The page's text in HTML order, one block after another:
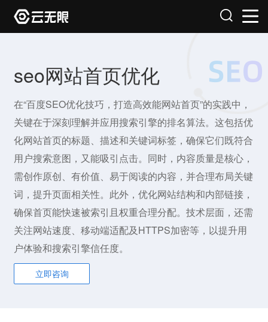
seo网站首页优化
在“百度SEO优化技巧，打造高效能网站首页”的实践中，
关键在于深刻理解并应用搜索引擎的排名算法。这包括优
化网站首页的标题、描述和关键词标签，确保它们既符合
用户搜索意图，又能吸引点击。同时，内容质量是核心，
需创作原创、有价值、易于阅读的内容，并合理布局关键
词，提升页面相关性。此外，优化网站结构和内部链接，
确保首页能快速被索引且权重合理分配。技术层面，还需
关注网站速度、移动端适配及HTTPS加密等，以提升用
户体验和搜索引擎信任度。
立即咨询